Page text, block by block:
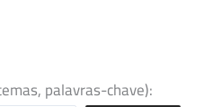
palavras-chave):